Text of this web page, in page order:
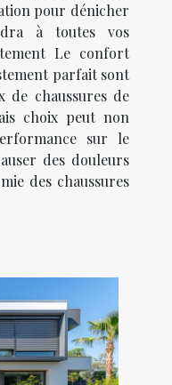
pour dénicher
à toutes vos
Le confort
parfait sont
de chaussures de
choix peut non
sur le
des douleurs
des chaussures